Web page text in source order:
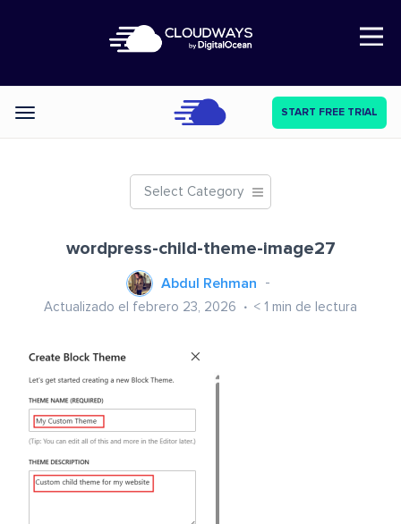
Open Nav
Categories START FREE TRIAL
Select Category
wordpress-child-theme-image27
Abdul Rehman
Actualizado el febrero 23, 2026 < 1 min de lectura